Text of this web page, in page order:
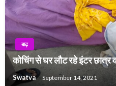
बाढ़
कोचिंग से घर लौट रहे इंटर छात्र
Swatva September 14, 2021